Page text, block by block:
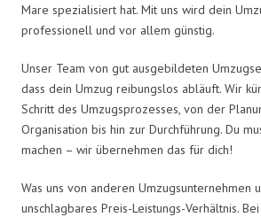
Mare spezialisiert hat. Mit uns wird dein
professionell und vor allem günstig.
Unser Team von gut ausgebildeten
dass dein Umzug reibungslos abläuft. Wir
Schritt des Umzugsprozesses, von der
Organisation bis hin zur Durchführung. Du
machen – wir übernehmen das für dich!
Was uns von anderen Umzugsunternehmen
unschlagbares Preis-Leistungs-Verhältnis.